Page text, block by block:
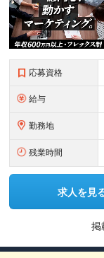
応募資格
給与
勤務地
残業時間
求人を見
掲